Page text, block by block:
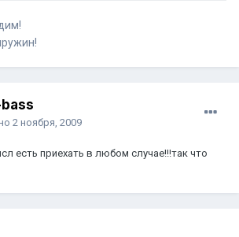
2 ноября, 2009
есть приехать в любом случае!!!так что